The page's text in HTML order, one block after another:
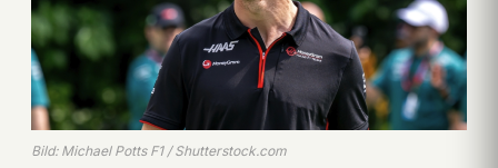
Bild: Michael Potts F1 / Shutterstock.com